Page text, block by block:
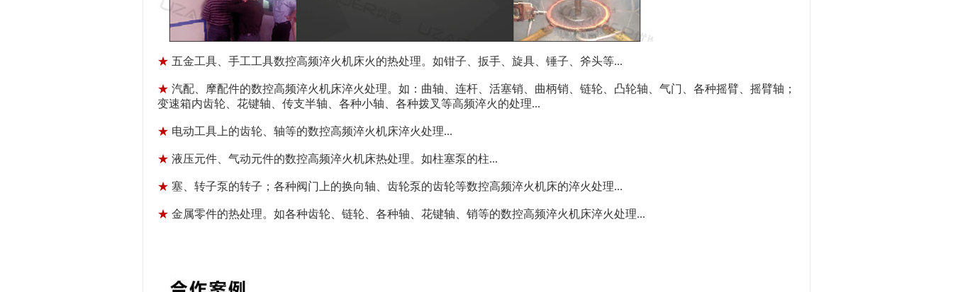
★ 五金工具、手工工具数控高频淬火机床火的热处理。如钳子、扳手、旋具、锤子、斧头等...
★ 汽配、摩配件的数控高频淬火机床淬火处理。如：曲轴、连杆、活塞销、曲柄销、链轮、凸轮轴、气门、各种摇臂、摇臂轴；
变速箱内齿轮、花键轴、传支半轴、各种小轴、各种拨叉等高频淬火的处理...
★ 电动工具上的齿轮、轴等的数控高频淬火机床淬火处理...
★ 液压元件、气动元件的数控高频淬火机床热处理。如柱塞泵的柱...
★ 塞、转子泵的转子；各种阀门上的换向轴、齿轮泵的齿轮等数控高频淬火机床的淬火处理...
★ 金属零件的热处理。如各种齿轮、链轮、各种轴、花键轴、销等的数控高频淬火机床淬火处理...